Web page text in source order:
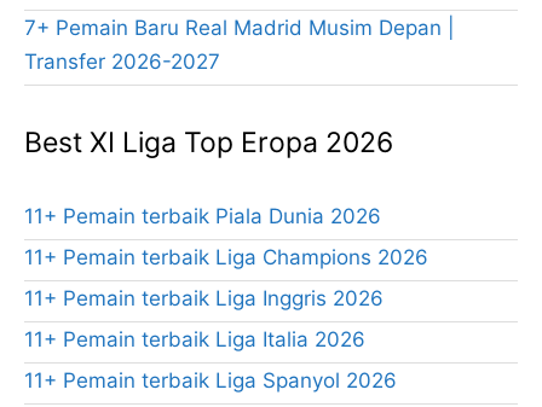
7+ Pemain Baru Real Madrid Musim Depan |
Transfer 2026-2027
Best XI Liga Top Eropa 2026
11+ Pemain terbaik Piala Dunia 2026
11+ Pemain terbaik Liga Champions 2026
11+ Pemain terbaik Liga Inggris 2026
11+ Pemain terbaik Liga Italia 2026
11+ Pemain terbaik Liga Spanyol 2026